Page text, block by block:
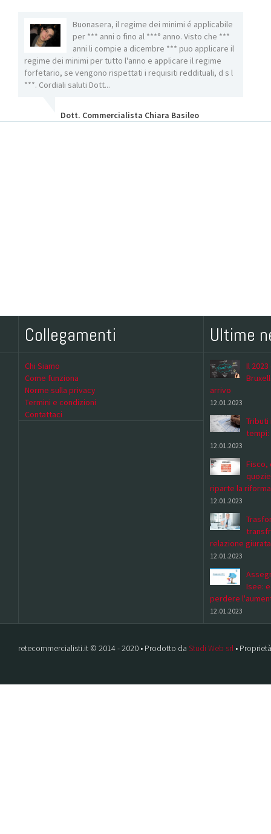
Buonasera, il regime dei minimi é applicabile
per *** anni o fino al ***° anno. Visto che ***
anni li compie a dicembre *** puo applicare il
regime dei minimi per tutto l'anno e applicare il regime
forfetario, se vengono rispettati i requisiti reddituali, d s l
***. Cordiali saluti Dott...
Dott. Commercialista Chiara Basileo
Collegamenti
Chi Siamo
Come funziona
Norme sulla privacy
Termini e condizioni
Contattaci
Ultime
Il
arrivo
12.01.2023
Tributi
tempi:
12.01.2023
Fisco,
riparte la riforma
12.01.2023
relazione
12.01.2023
Isee:
perdere
12.01.2023
retecommercialisti.it © 2014 - 2020 • Prodotto da Studi Web srl •